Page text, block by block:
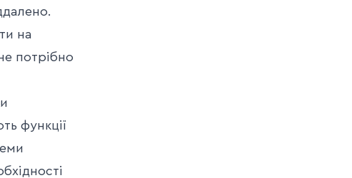
на
потрібно
функції